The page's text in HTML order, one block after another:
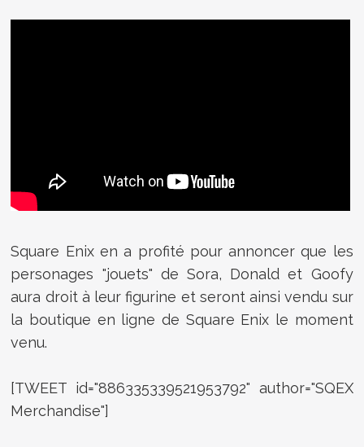
Square Enix en a profité pour annoncer que les
personages "jouets" de Sora, Donald et Goofy
aura droit à leur figurine et seront ainsi vendu sur
la boutique en ligne de Square Enix le moment
venu.
[TWEET id="886335339521953792" author="SQEX
Merchandise"]